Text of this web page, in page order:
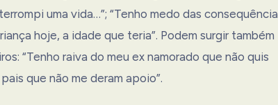
uma vida…”; “Tenho medo das
hoje, a idade que teria”. Podem surgir também
“Tenho raiva do meu ex namorado que não quis
que não me deram apoio”.